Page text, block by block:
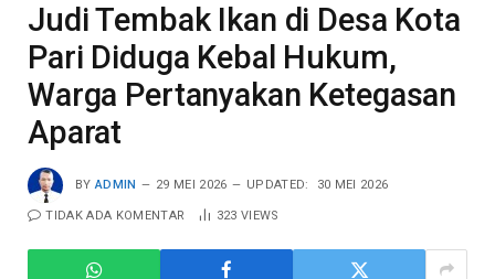
Judi Tembak Ikan di Desa Kota
Pari Diduga Kebal Hukum,
Warga Pertanyakan Ketegasan
Aparat
BY ADMIN 29 MEI 2026 UPDATED: 30 MEI 2026
TIDAK ADA KOMENTAR 323 VIEWS